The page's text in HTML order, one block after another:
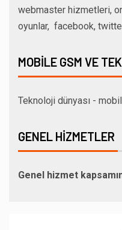
webmaster hizmetleri,
oyunlar, facebook,
MOBILE GSM VE
Teknoloji dünyası -
GENEL HIZMETLER
Genel hizmet